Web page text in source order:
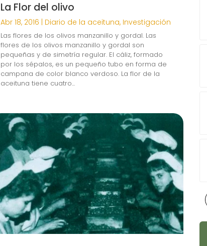
La Flor del olivo
Abr 18, 2016 Diario de la aceituna, Investigación
Las flores de los olivos manzanillo y gordal. Las
flores de los olivos manzanillo y gordal son
pequeñas y de simetría regular. El cáliz, formado
por los sépalos, es un pequeño tubo en forma de
campana de color blanco verdoso. La flor de la
aceituna tiene cuatro...